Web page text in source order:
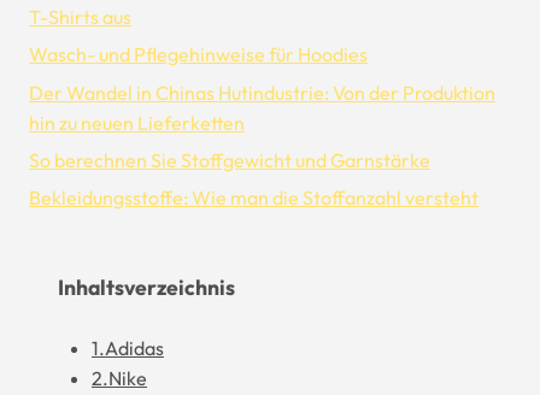
T-Shirts aus
Wasch- und Pflegehinweise für Hoodies
Der Wandel in Chinas Hutindustrie: Von der Produktion
hin zu neuen Lieferketten
So berechnen Sie Stoffgewicht und Garnstärke
Bekleidungsstoffe: Wie man die Stoffanzahl versteht
Inhaltsverzeichnis
1.Adidas
2.Nike